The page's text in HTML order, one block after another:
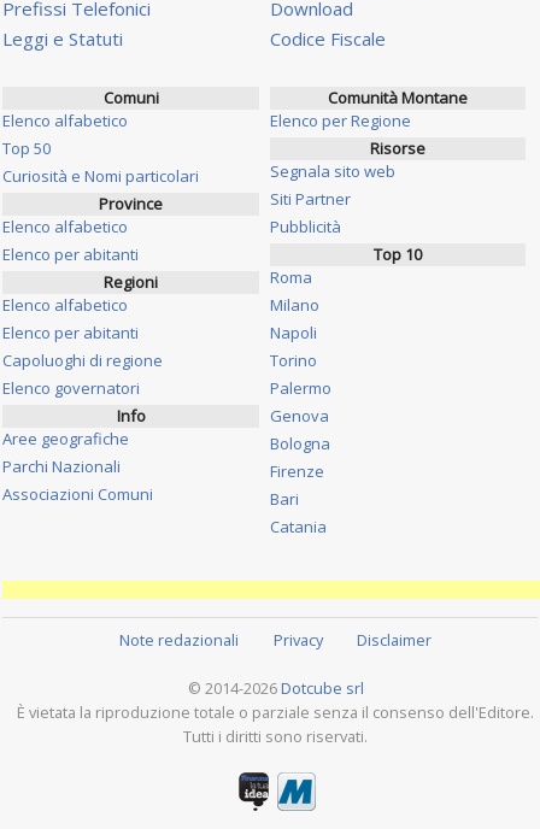
Prefissi Telefonici
Leggi e Statuti
Download
Codice Fiscale
Comuni
Elenco alfabetico
Top 50
Curiosità e Nomi particolari
Province
Elenco alfabetico
Elenco per abitanti
Regioni
Elenco alfabetico
Elenco per abitanti
Capoluoghi di regione
Elenco governatori
Info
Aree geografiche
Parchi Nazionali
Associazioni Comuni
Comunità Montane
Elenco per Regione
Risorse
Segnala sito web
Siti Partner
Pubblicità
Top 10
Roma
Milano
Napoli
Torino
Palermo
Genova
Bologna
Firenze
Bari
Catania
Note redazionali Privacy Disclaimer
© 2014-2026 Dotcube srl
È vietata la riproduzione totale o parziale senza il consenso dell'Editore.
Tutti i diritti sono riservati.